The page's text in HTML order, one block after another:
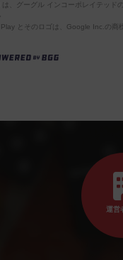
、グーグル インコーポレイテッド
とそのロゴは、Google Inc.の商
運営